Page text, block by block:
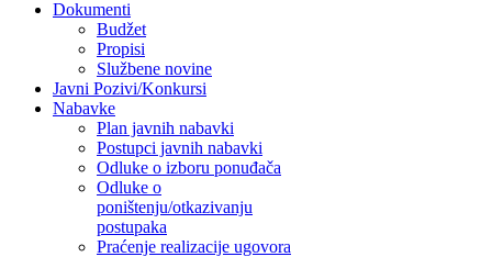
Dokumenti
Budžet
Propisi
Službene novine
Javni Pozivi/Konkursi
Nabavke
Plan javnih nabavki
Postupci javnih nabavki
Odluke o izboru ponuđača
Odluke o
poništenju/otkazivanju
postupaka
Praćenje realizacije ugovora